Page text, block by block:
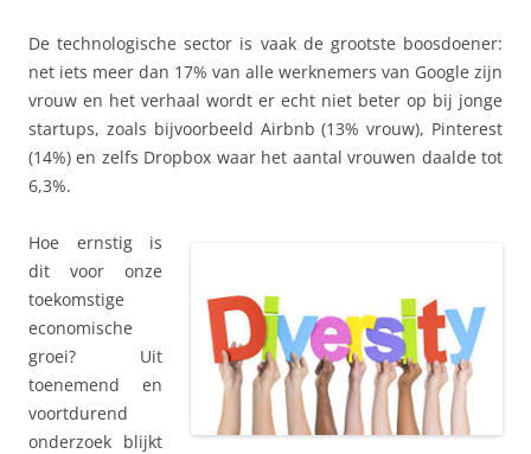
De technologische sector is vaak de grootste boosdoener:
net iets meer dan 17% van alle werknemers van Google zijn
vrouw en het verhaal wordt er echt niet beter op bij jonge
startups, zoals bijvoorbeeld Airbnb (13% vrouw), Pinterest
(14%) en zelfs Dropbox waar het aantal vrouwen daalde tot
6,3%.
Hoe ernstig is
dit voor onze
toekomstige
economische
groei? Uit
toenemend en
voortdurend
onderzoek blijkt